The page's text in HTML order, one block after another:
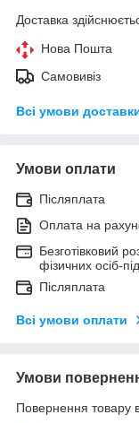
Доставка
Нова Пошта
Самовивіз
Всі умови
Умови оплати
Післяплата
Оплата на
Безготівковий
фізичних осіб-
Післяплата
Всі умови оплати
Умови
Повернення товару